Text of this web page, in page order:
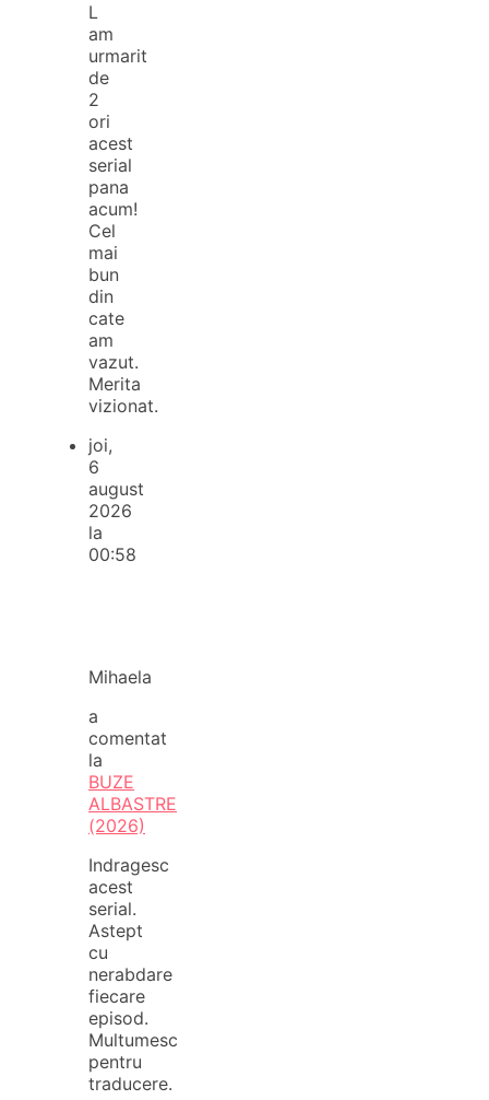
L
am
urmarit
de
2
ori
acest
serial
pana
acum!
Cel
mai
bun
din
cate
am
vazut.
Merita
vizionat.
joi,
6
august
2026
la
00:58
Mihaela
a
comentat
la
BUZE
ALBASTRE
(2026)
Indragesc
acest
serial.
Astept
cu
nerabdare
fiecare
episod.
Multumesc
pentru
traducere.